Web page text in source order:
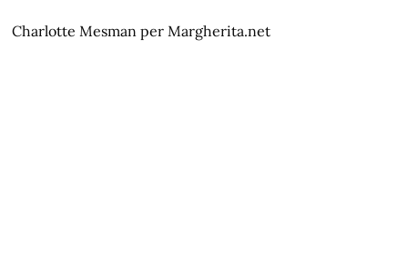
Charlotte Mesman per Margherita.net